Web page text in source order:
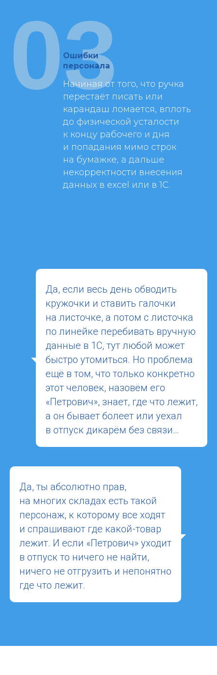
Ошибки
персонала
Начиная от того, что ручка
перестаёт писать или
карандаш ломается, вплоть
до физической усталости
к концу рабочего и дня
и попадания мимо строк
на бумажке, а дальше
некорректности внесения
данных в excel или в 1С.
03
Да, если весь день обводить
кружочки и ставить галочки
на листочке, а потом с листочка
по линейке перебивать вручную
данные в 1С, тут любой может
быстро утомиться. Но проблема
ещё в том, что только конкретно
этот человек, назовём его
«Петрович», знает, где что лежит,
а он бывает болеет или уехал
в отпуск дикарём без связи…
Да, ты абсолютно прав,
на многих складах есть такой
персонаж, к которому все ходят
и спрашивают где какой-товар
лежит. И если «Петрович» уходит
в отпуск то ничего не найти,
ничего не отгрузить и непонятно
где что лежит.